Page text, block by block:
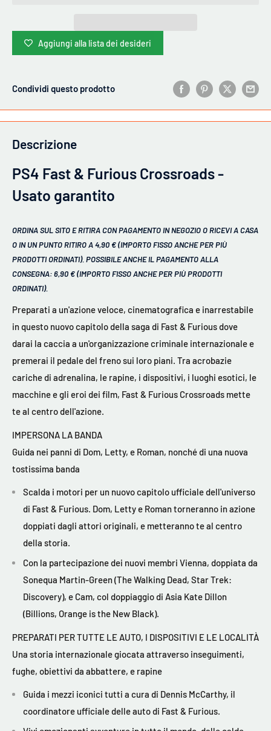
Aggiungi alla lista dei desideri
Condividi questo prodotto
Descrizione
PS4 Fast & Furious Crossroads -
Usato garantito
ORDINA SUL SITO E RITIRA CON PAGAMENTO IN NEGOZIO O RICEVI A CASA
O IN UN PUNTO RITIRO A 4,90 € (IMPORTO FISSO ANCHE PER PIÙ
PRODOTTI ORDINATI). POSSIBILE ANCHE IL PAGAMENTO ALLA
CONSEGNA: 6,90 € (IMPORTO FISSO ANCHE PER PIÙ PRODOTTI
ORDINATI).
Preparati a un'azione veloce, cinematografica e inarrestabile
in questo nuovo capitolo della saga di Fast & Furious dove
darai la caccia a un'organizzazione criminale internazionale e
premerai il pedale del freno sui loro piani. Tra acrobazie
cariche di adrenalina, le rapine, i dispositivi, i luoghi esotici, le
macchine e gli eroi dei film, Fast & Furious Crossroads mette
te al centro dell'azione.
IMPERSONA LA BANDA
Guida nei panni di Dom, Letty, e Roman, nonché di una nuova
tostissima banda
Scalda i motori per un nuovo capitolo ufficiale dell'universo
di Fast & Furious. Dom, Letty e Roman torneranno in azione
doppiati dagli attori originali, e metteranno te al centro
della storia.
Con la partecipazione dei nuovi membri Vienna, doppiata da
Sonequa Martin-Green (The Walking Dead, Star Trek:
Discovery), e Cam, col doppiaggio di Asia Kate Dillon
(Billions, Orange is the New Black).
PREPARATI PER TUTTE LE AUTO, I DISPOSITIVI E LE LOCALITÀ
Una storia internazionale giocata attraverso inseguimenti,
fughe, obiettivi da abbattere, e rapine
Guida i mezzi iconici tutti a cura di Dennis McCarthy, il
coordinatore ufficiale delle auto di Fast & Furious.